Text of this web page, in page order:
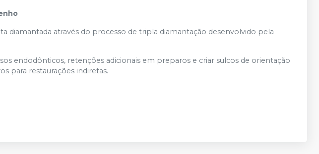
diamantada através do processo de tripla diamantação desenvolvido pela
endodônticos, retenções adicionais em preparos e criar sulcos de orientação
para restaurações indiretas.